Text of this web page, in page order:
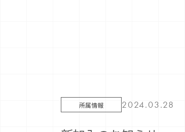
所属情報 2024.03.28